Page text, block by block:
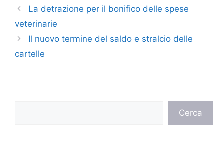
La detrazione per il bonifico delle spese
veterinarie
Il nuovo termine del saldo e stralcio delle
cartelle
Cerca